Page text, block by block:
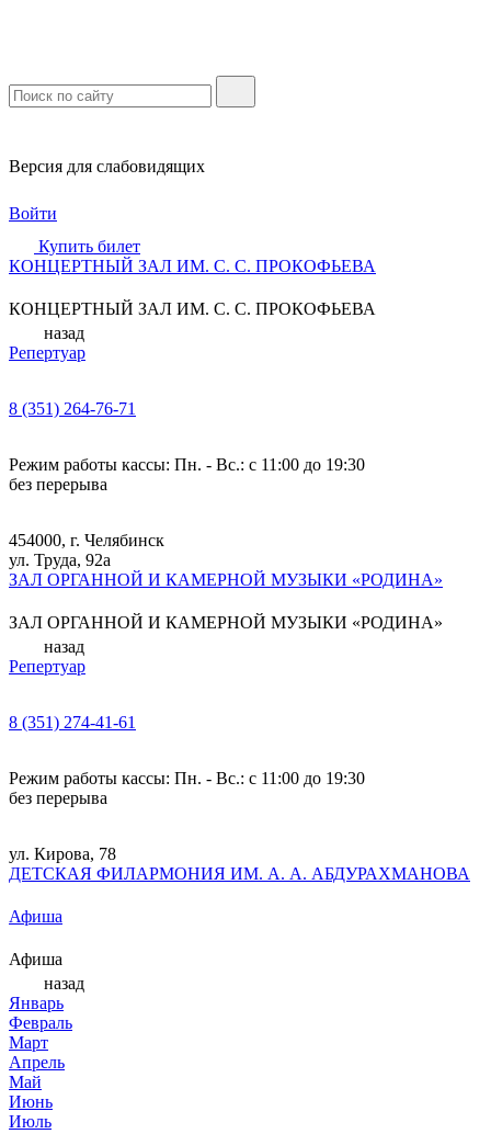
Версия для слабовидящих
Войти
Купить билет
КОНЦЕРТНЫЙ ЗАЛ ИМ. С. С. ПРОКОФЬЕВА
КОНЦЕРТНЫЙ ЗАЛ ИМ. С. С. ПРОКОФЬЕВА
назад
Репертуар
8 (351) 264-76-71
Режим работы кассы: Пн. - Вс.: с 11:00 до 19:30
без перерыва
454000, г. Челябинск
ул. Труда, 92а
ЗАЛ ОРГАННОЙ И КАМЕРНОЙ МУЗЫКИ «РОДИНА»
ЗАЛ ОРГАННОЙ И КАМЕРНОЙ МУЗЫКИ «РОДИНА»
назад
Репертуар
8 (351) 274-41-61
Режим работы кассы: Пн. - Вс.: с 11:00 до 19:30
без перерыва
ул. Кирова, 78
ДЕТСКАЯ ФИЛАРМОНИЯ ИМ. А. А. АБДУРАХМАНОВА
Афиша
Афиша
назад
Январь
Февраль
Март
Апрель
Май
Июнь
Июль